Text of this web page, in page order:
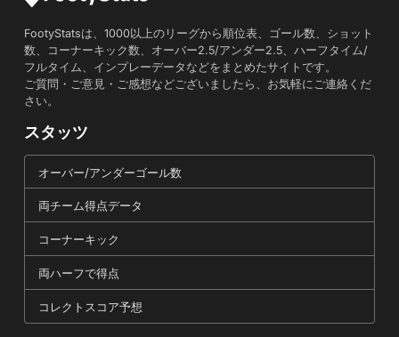
FootyStatsは、1000以上のリーグから順位表、ゴール数、ショット
数、コーナーキック数、オーバー2.5/アンダー2.5、ハーフタイム/
フルタイム、インプレーデータなどをまとめたサイトです。
ご質問・ご意見・ご感想などございましたら、お気軽にご連絡くだ
さい。
スタッツ
オーバー/アンダーゴール数
両チーム得点データ
コーナーキック
両ハーフで得点
コレクトスコア予想